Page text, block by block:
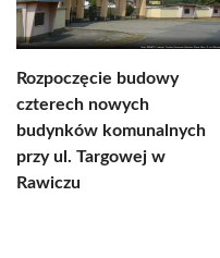
Rozpoczęcie budowy
czterech nowych
budynków komunalnych
przy ul. Targowej w
Rawiczu